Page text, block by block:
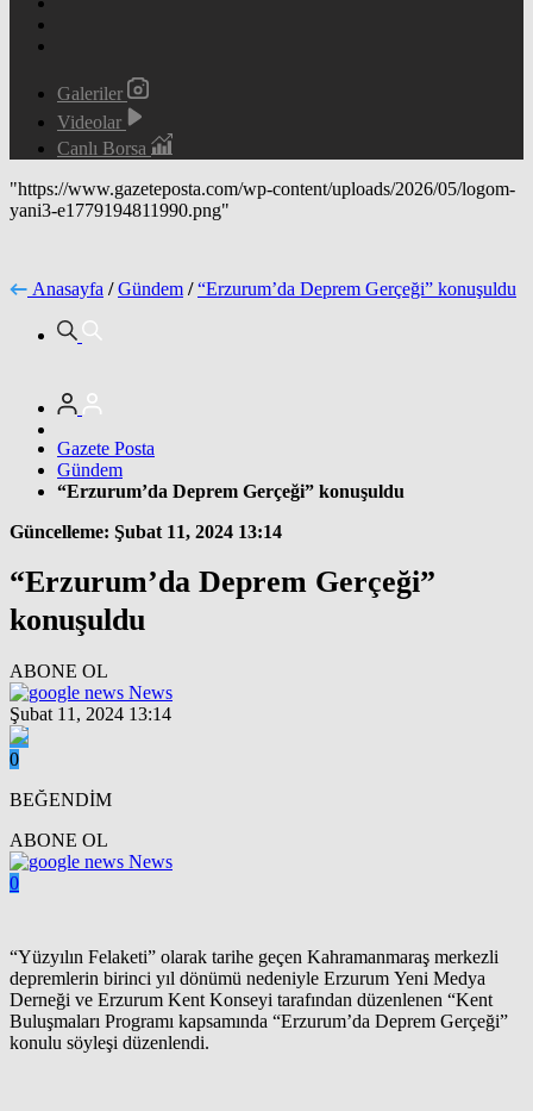
Galeriler
Videolar
Canlı Borsa
"https://www.gazeteposta.com/wp-content/uploads/2026/05/logom-
yani3-e1779194811990.png"
Anasayfa / Gündem / “Erzurum’da Deprem Gerçeği” konuşuldu
Gazete Posta
Gündem
“Erzurum’da Deprem Gerçeği” konuşuldu
Güncelleme: Şubat 11, 2024 13:14
“Erzurum’da Deprem Gerçeği”
konuşuldu
ABONE OL
News
Şubat 11, 2024 13:14
0
BEĞENDİM
ABONE OL
News
0
“Yüzyılın Felaketi” olarak tarihe geçen Kahramanmaraş merkezli
depremlerin birinci yıl dönümü nedeniyle Erzurum Yeni Medya
Derneği ve Erzurum Kent Konseyi tarafından düzenlenen “Kent
Buluşmaları Programı kapsamında “Erzurum’da Deprem Gerçeği”
konulu söyleşi düzenlendi.